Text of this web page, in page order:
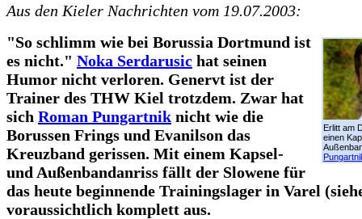
Aus den Kieler Nachrichten vom 19.07.2003:
Erlitt am
einen
"So schlimm wie bei Borussia Dortmund ist
es nicht." Noka Serdarusic hat seinen
Humor nicht verloren. Genervt ist der
Trainer des THW Kiel trotzdem. Zwar hat
sich Roman Pungartnik nicht wie die
Borussen Frings und Evanilson das
Kreuzband gerissen. Mit einem Kapsel-
und Außenbandanriss fällt der Slowene für
das heute beginnende Trainingslager in Varel
voraussichtlich komplett aus.